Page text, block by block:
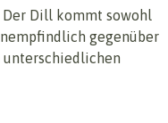
Dill kommt sowohl
gegenüber
unterschiedlichen